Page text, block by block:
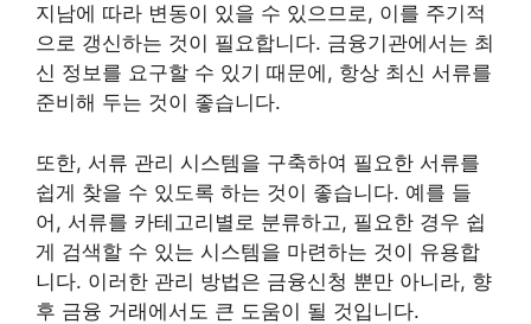
지남에 따라 변동이 있을 수 있으므로, 이를 주기적
으로 갱신하는 것이 필요합니다. 금융기관에서는 최
신 정보를 요구할 수 있기 때문에, 항상 최신 서류를
준비해 두는 것이 좋습니다.
또한, 서류 관리 시스템을 구축하여 필요한 서류를
쉽게 찾을 수 있도록 하는 것이 좋습니다. 예를 들
어, 서류를 카테고리별로 분류하고, 필요한 경우 쉽
게 검색할 수 있는 시스템을 마련하는 것이 유용합
니다. 이러한 관리 방법은 금융신청 뿐만 아니라, 향
후 금융 거래에서도 큰 도움이 될 것입니다.